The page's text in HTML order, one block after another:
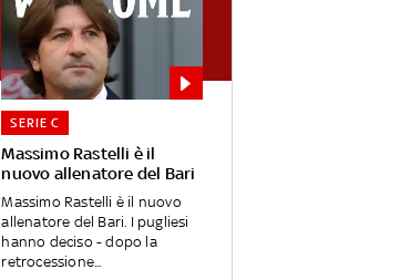
Massimo Rastelli è il
nuovo allenatore del Bari
SERIE C
Massimo Rastelli è il nuovo
allenatore del Bari. I pugliesi
hanno deciso - dopo la
retrocessione...